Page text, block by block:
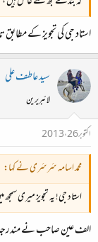
استاد جی کی تجویز کے
سید عاطف علی
لائبریرین
اکتوبر 26، 2013
محمد اسامہ سَرسَری نے کہا:
استاد جی! یہ تجویز میری
الف عین صاحب نے مندرجہ